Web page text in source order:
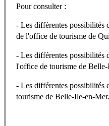
Pour consulter :
- Les différentes possibilités
de l'office de tourisme de
- Les différentes possibilités
l'office de tourisme de
- Les différentes possibilités
tourisme de Belle-Ile-en-Mer.